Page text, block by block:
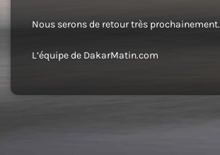
Nous serons de retour très prochainement.
L’équipe de DakarMatin.com